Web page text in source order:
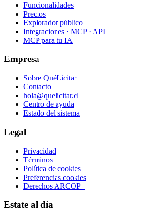
Funcionalidades
Precios
Explorador público
Integraciones · MCP · API
MCP para tu IA
Empresa
Sobre QuéLicitar
Contacto
hola@quelicitar.cl
Centro de ayuda
Estado del sistema
Legal
Privacidad
Términos
Política de cookies
Preferencias cookies
Derechos ARCOP+
Estate al día